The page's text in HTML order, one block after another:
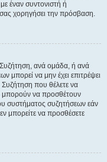
έναν συντονιστή ή
χορηγήσει την πρόσβαση.
ανά ομάδα, ή ανά
μπορεί να μην έχει επιτρέψει
που θέλετε να
μπορούν να προσθέτουν
συστήματος συζητήσεων εάν
μπορείτε να προσθέσετε